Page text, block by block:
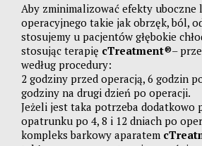
Aby zminimalizować efekty uboczne
operacyjnego takie jak obrzęk, ból,
stosujemy u pacjentów głębokie
stosując terapię cTreatment®–
według procedury:
2 godziny przed operacją, 6 godzin
godziny na drugi dzień po operacji.
Jeżeli jest taka potrzeba dodatkowo
opatrunku po 4, 8 i 12 dniach po
kompleks barkowy aparatem